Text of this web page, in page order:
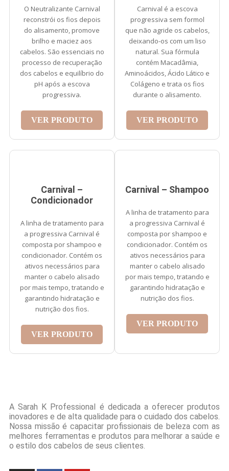
O Neutralizante Carnival
reconstrói os fios depois
do alisamento, promove
brilho e maciez aos
cabelos. São essenciais no
processo de recuperação
dos cabelos e equilíbrio do
pH após a escova
progressiva.
VER PRODUTO
Carnival é a escova
progressiva sem formol
que não agride os cabelos,
deixando-os com um liso
natural. Sua fórmula
contém Macadâmia,
Aminoácidos, Ácido Lático e
Colágeno e trata os fios
durante o alisamento.
VER PRODUTO
Carnival –
Condicionador
A linha de tratamento para
a progressiva Carnival é
composta por shampoo e
condicionador. Contém os
ativos necessários para
manter o cabelo alisado
por mais tempo, tratando e
garantindo hidratação e
nutrição dos fios.
VER PRODUTO
Carnival – Shampoo
A linha de tratamento para
a progressiva Carnival é
composta por shampoo e
condicionador. Contém os
ativos necessários para
manter o cabelo alisado
por mais tempo, tratando e
garantindo hidratação e
nutrição dos fios.
VER PRODUTO
A Sarah K Professional é dedicada a oferecer produtos
inovadores e de alta qualidade para o cuidado dos cabelos.
Nossa missão é capacitar profissionais de beleza com as
melhores ferramentas e produtos para melhorar a saúde e
o estilo dos cabelos de seus clientes.